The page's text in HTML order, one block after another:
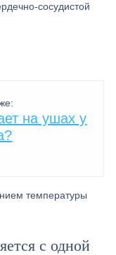
сосудистой
на ушах у
температуры
с одной